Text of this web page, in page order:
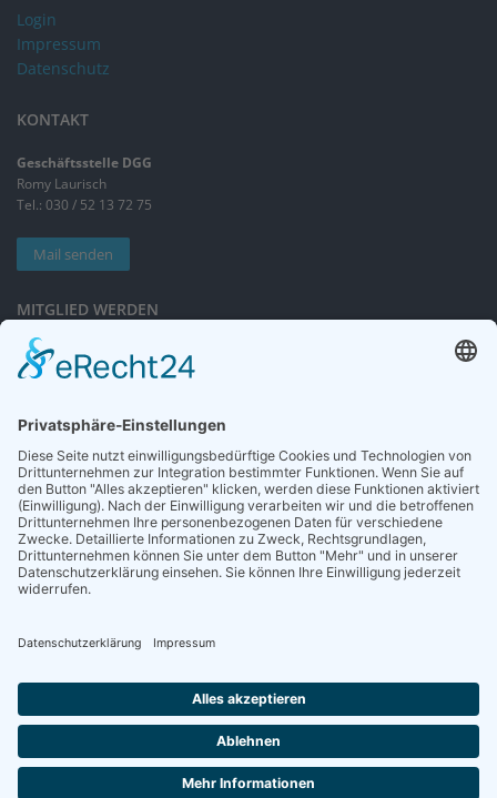
Login
Impressum
Datenschutz
KONTAKT
Geschäftsstelle DGG
Romy Laurisch
Tel.: 030 / 52 13 72 75
Mail senden
MITGLIED WERDEN
Sieben gute Gründe
für Ihre Mitgliedschaft
NEWSLETTER
Neuigkeiten rund um die Geriatrie und die DGG – regelmäßig in Ihrem
Postfach.
Die Zeitschrift für Gerontologie und Geriatrie informiert über Neues aus
unserem Fach.